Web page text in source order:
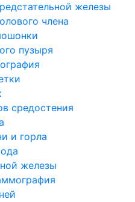
железы
члена
пузыря
средостения
и горла
железы